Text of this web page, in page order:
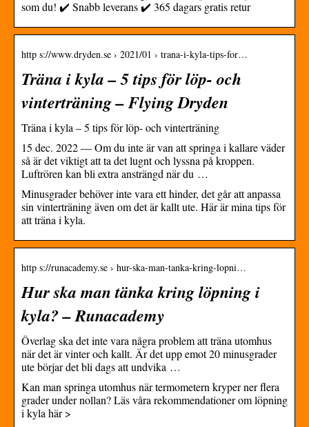
som du! ✔️ Snabb leverans ✔️ 365 dagars gratis retur
http s://www.dryden.se › 2021/01 › trana-i-kyla-tips-for…
Träna i kyla – 5 tips för löp- och
vinterträning – Flying Dryden
Träna i kyla – 5 tips för löp- och vinterträning
15 dec. 2022 — Om du inte är van att springa i kallare väder
så är det viktigt att ta det lugnt och lyssna på kroppen.
Luftrören kan bli extra ansträngd när du …
Minusgrader behöver inte vara ett hinder, det går att anpassa
sin vinterträning även om det är kallt ute. Här är mina tips för
att träna i kyla.
http s://runacademy.se › hur-ska-man-tanka-kring-lopni…
Hur ska man tänka kring löpning i
kyla? – Runacademy
Överlag ska det inte vara några problem att träna utomhus
när det är vinter och kallt. Är det upp emot 20 minusgrader
ute börjar det bli dags att undvika …
Kan man springa utomhus när termometern kryper ner flera
grader under nollan? Läs våra rekommendationer om löpning
i kyla här >